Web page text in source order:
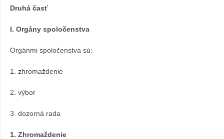
Druhá časť
I. Orgány spoločenstva
Orgánmi spoločenstva sú:
1. zhromaždenie
2. výbor
3. dozorná rada
1. Zhromaždenie